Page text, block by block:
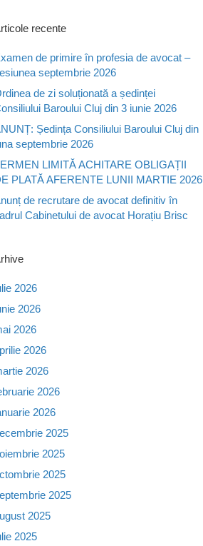
recente
de primire în profesia de avocat –
septembrie 2026
de zi soluționată a ședinței
Baroului Cluj din 3 iunie 2026
Ședința Consiliului Baroului Cluj din
septembrie 2026
LIMITĂ ACHITARE OBLIGAȚII
PLATĂ AFERENTE LUNII MARTIE 2026
de recrutare de avocat definitiv în
Cabinetului de avocat Horațiu Brisc
2026
2026
2026
2026
2026
2026
2026
2025
2025
2025
2025
2025
2025